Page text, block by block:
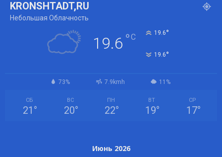
KRONSHTADT,RU
Небольшая Облачность
19.6 °C 19.6°
19.6°
73% 7.9kmh 11%
СБ
21 °
ВС
20°
ПН
22°
ВТ
19°
СР
17°
Июнь 2026